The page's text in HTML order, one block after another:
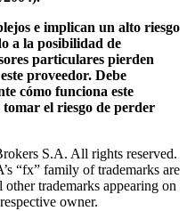
e implican un alto riesgo
a la posibilidad de
particulares pierden
proveedor. Debe
cómo funciona este
el riesgo de perder
S.A. All rights reserved.
“fx” family of trademarks are
trademarks appearing on
owner.